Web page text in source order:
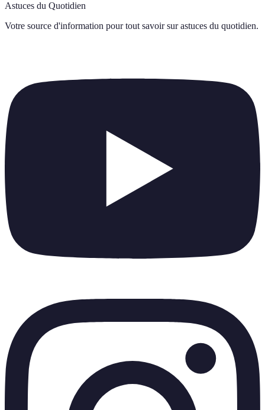
Astuces du Quotidien
Votre source d'information pour tout savoir sur astuces du quotidien.